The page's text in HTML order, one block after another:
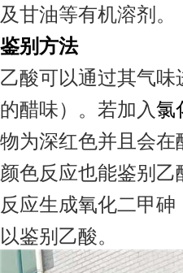
及甘油等有机溶剂。
鉴别方法
乙酸可以通过其气
的醋味）。若加入氯
物为深红色并且会
颜色反应也能鉴别
反应生成氧化二甲
以鉴别乙酸。